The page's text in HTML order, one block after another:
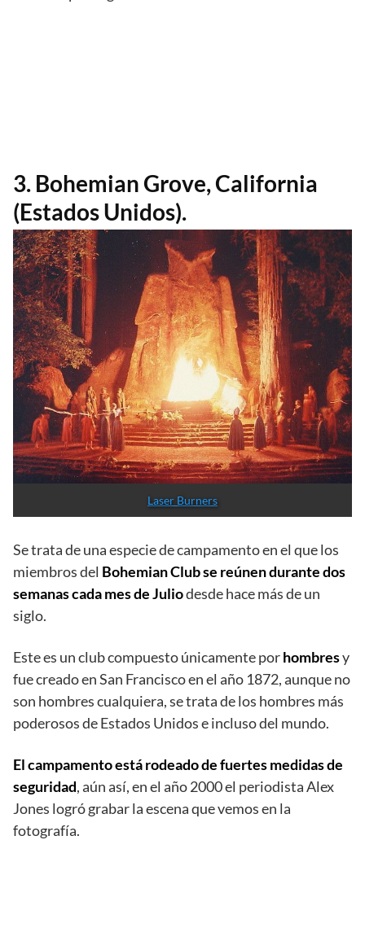
3. Bohemian Grove, California
(Estados Unidos).
Laser Burners
Se trata de una especie de campamento en el que los
miembros del Bohemian Club se reúnen durante dos
semanas cada mes de Juliodesde hace más de un
siglo.
Este es un club compuesto únicamente porhombresy
fue creado en San Francisco en el año 1872, aunque no
son hombres cualquiera, se trata de los hombres más
poderosos de Estados Unidos e incluso del mundo.
El campamento está rodeado de fuertes medidas de
seguridad, aún así, en el año 2000 el periodista Alex
Jones logró grabar la escena que vemos en la
fotografía.